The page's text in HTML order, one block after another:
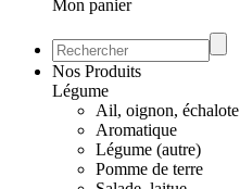
Mon panier
Nos Produits
Légume
Ail, oignon, échalote
Aromatique
Légume (autre)
Pomme de terre